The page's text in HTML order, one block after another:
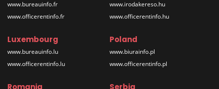
www.bureauinfo.fr
www.officerentinfo.fr
www.irodakereso.hu
www.officerentinfo.hu
Luxembourg
www.bureauinfo.lu
www.officerentinfo.lu
Poland
www.biurainfo.pl
www.officerentinfo.pl
Romania Serbia